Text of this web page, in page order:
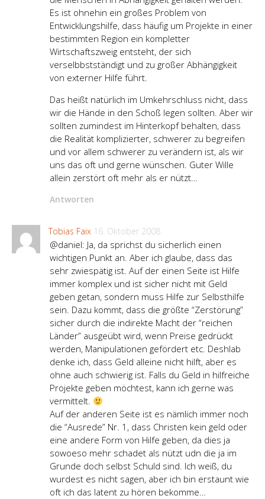
Es ist ohnehin ein großes Problem von
Entwicklungshilfe, dass häufig um Projekte in einer
bestimmten Region ein kompletter
Wirtschaftszweig entsteht, der sich
verselbbstständigt und zu großer Abhängigkeit
von externer Hilfe führt.
Das heißt natürlich im Umkehrschluss nicht, dass
wir die Hände in den Schoß legen sollten. Aber wir
sollten zumindest im Hinterkopf behalten, dass
die Realität komplizierter, schwerer zu begreifen
und vor allem schwerer zu verändern ist, als wir
uns das oft und gerne wünschen. Guter Wille
allein zerstört oft mehr als er nützt…
Antworten
Tobias Faix 16. Oktober 2008
@daniel: Ja, da sprichst du sicherlich einen
wichtigen Punkt an. Aber ich glaube, dass das
sehr zwiespätig ist. Auf der einen Seite ist Hilfe
immer komplex und ist sicher nicht mit Geld
geben getan, sondern muss Hilfe zur Selbsthilfe
sein. Dazu kommt, dass die größte “Zerstörung”
sicher durch die indirekte Macht der “reichen
Länder” ausgeübt wird, wenn Preise gedrückt
werden, Manipulationen gefördert etc. Deshlab
denke ich, dass Geld alleine nicht hilft, aber es
ohne auch schwierig ist. Falls du Geld in hilfreiche
Projekte geben möchtest, kann ich gerne was
vermittelt.
Auf der anderen Seite ist es nämlich immer noch
die “Ausrede” Nr. 1, dass Christen kein geld oder
eine andere Form von Hilfe geben, da dies ja
sowoeso mehr schadet als nützt udn die ja im
Grunde doch selbst Schuld sind. Ich weiß, du
wurdest es nicht sagen, aber ich bin erstaunt wie
oft ich das latent zu hören bekomme…